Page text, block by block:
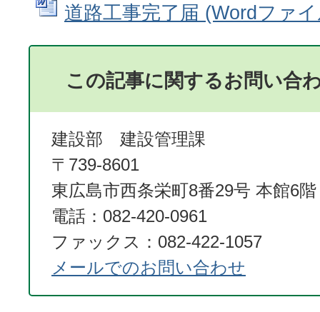
道路工事完了届 (Wordファ
この記事に関するお問い合
建設部 建設管理課
〒739-8601
東広島市西条栄町8番29号 本館6階
電話：082-420-0961
ファックス：082-422-1057
メールでのお問い合わせ